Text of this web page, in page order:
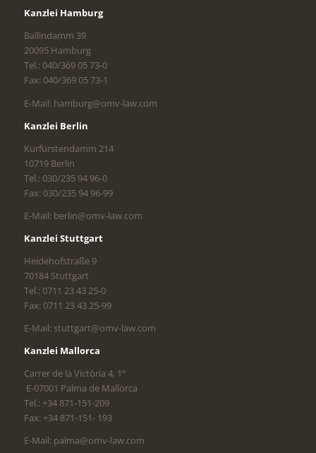
Kanzlei Hamburg
Ballindamm 39
20095 Hamburg
Tel.: 040/369 05 73-0
Fax: 040/369 05 73-1
E-Mail: hamburg@omv-law.com
Kanzlei Berlin
Kurfürstendamm 214
10719 Berlin
Tel.: 030/235 94 96-0
Fax: 030/235 94 96-99
E-Mail: berlin@omv-law.com
Kanzlei Stuttgart
Heidehofstraße 9
70184 Stuttgart
Tel.: 0711 23 43 25-0
Fax: 0711 23 43 25-99
E-Mail: stuttgart@omv-law.com
Kanzlei Mallorca
Carrer de la Victòria 4, 1°
E-07001 Palma de Mallorca
Tel.: +34 871-151-209
Fax: +34 871-151- 193
E-Mail: palma@omv-law.com